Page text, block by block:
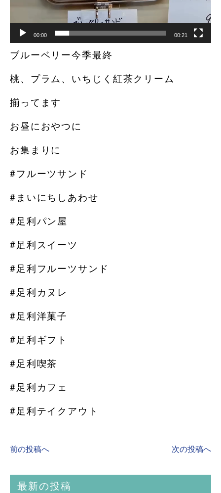
00:00 00:21
ブルーベリー今季最終
桃、プラム、いちじく紅茶クリーム
揃ってます
お昼におやつに
お集まりに
#フルーツサンド
#まいにちしあわせ
#足利パン屋
#足利スイーツ
#足利フルーツサンド
#足利カヌレ
#足利洋菓子
#足利ギフト
#足利喫茶
#足利カフェ
#足利テイクアウト
前の投稿へ 次の投稿へ
最新の投稿